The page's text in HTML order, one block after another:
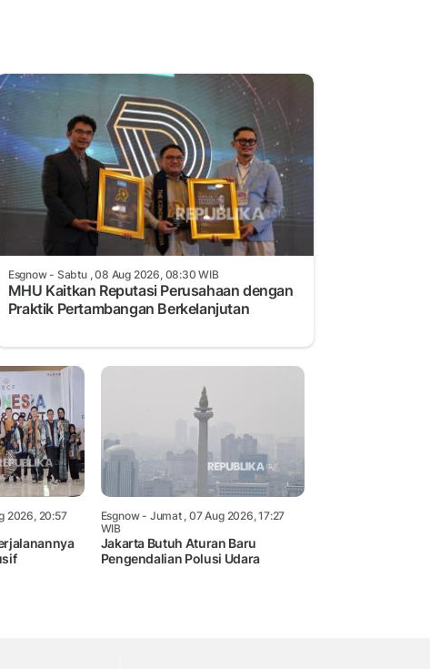
Esgnow- Sabtu , 08 Aug 2026, 08:30 WIB
MHU Kaitkan Reputasi Perusahaan dengan
Praktik Pertambangan Berkelanjutan
2026, 20:57
Esgnow- Jumat , 07 Aug 2026, 17:27
WIB
Jakarta Butuh Aturan Baru
Pengendalian Polusi Udara